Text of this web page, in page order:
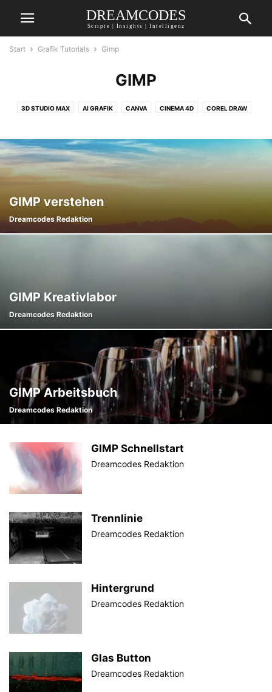
DREAMCODES
Scripte | Insights | Intelligenz
Start Grafik Tutorials Gimp
GIMP
3D STUDIO MAX AI GRAFIK CANVA CINEMA 4D COREL DRAW
PHOTOSHOP PROMPT SAMMLUNG
GIMP verstehen
Dreamcodes Redaktion
GIMP Kreativlabor
Dreamcodes Redaktion
GIMP Arbeitsbuch
Dreamcodes Redaktion
GIMP Schnellstart
Dreamcodes Redaktion
Trennlinie
Dreamcodes Redaktion
Hintergrund
Dreamcodes Redaktion
Glas Button
Dreamcodes Redaktion